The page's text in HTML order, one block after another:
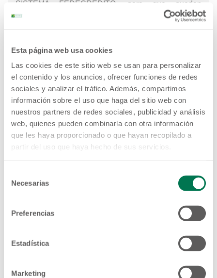
Esta página web usa cookies
Las cookies de este sitio web se usan para personalizar
el contenido y los anuncios, ofrecer funciones de redes
sociales y analizar el tráfico. Además, compartimos
información sobre el uso que haga del sitio web con
nuestros partners de redes sociales, publicidad y análisis
web, quienes pueden combinarla con otra información
que les haya proporcionado o que hayan recopilado a
partir del uso que haya hecho de sus servicios.
Necesarias
Preferencias
Estadística
Marketing
SISTEMA FEDECRÉDITO, para que puedan
participar en esta gran promoción ya que aún quedan
3 sorteos por realizar” comentó la Licda. Claudia
Abrego de Méndez, Gerente de Comunicaciones de
SISTEMA FEDECRÉDITOcuenta con más de
puntos de atención, con presencia en 195 municipios
del país, siendo la red financiera 100% salvadoreña
con mayor cobertura nacional.